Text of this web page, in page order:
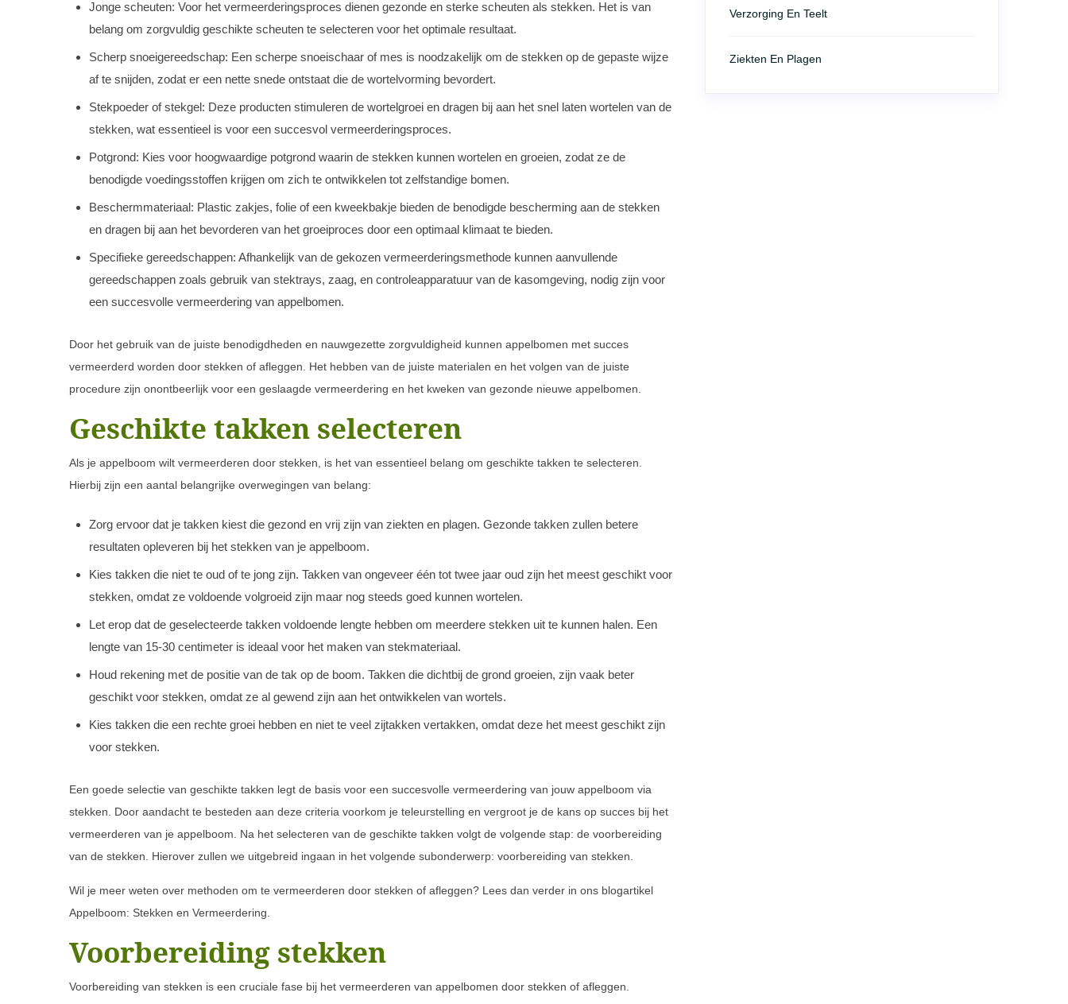
Jonge scheuten: Voor het vermeerderingsproces dienen gezonde en sterke scheuten als stekken. Het is van
belang om zorgvuldig geschikte scheuten te selecteren voor het optimale resultaat.
Scherp snoeigereedschap: Een scherpe snoeischaar of mes is noodzakelijk om de stekken op de gepaste wijze
af te snijden, zodat er een nette snede ontstaat die de wortelvorming bevordert.
Stekpoeder of stekgel: Deze producten stimuleren de wortelgroei en dragen bij aan het snel laten wortelen van de
stekken, wat essentieel is voor een succesvol vermeerderingsproces.
Potgrond: Kies voor hoogwaardige potgrond waarin de stekken kunnen wortelen en groeien, zodat ze de
benodigde voedingsstoffen krijgen om zich te ontwikkelen tot zelfstandige bomen.
Beschermmateriaal: Plastic zakjes, folie of een kweekbakje bieden de benodigde bescherming aan de stekken
en dragen bij aan het bevorderen van het groeiproces door een optimaal klimaat te bieden.
Specifieke gereedschappen: Afhankelijk van de gekozen vermeerderingsmethode kunnen aanvullende
gereedschappen zoals gebruik van stektrays, zaag, en controleapparatuur van de kasomgeving, nodig zijn voor
een succesvolle vermeerdering van appelbomen.
Door het gebruik van de juiste benodigdheden en nauwgezette zorgvuldigheid kunnen appelbomen met succes
vermeerderd worden door stekken of afleggen. Het hebben van de juiste materialen en het volgen van de juiste
procedure zijn onontbeerlijk voor een geslaagde vermeerdering en het kweken van gezonde nieuwe appelbomen.
Geschikte takken selecteren
Als je appelboom wilt vermeerderen door stekken, is het van essentieel belang om geschikte takken te selecteren.
Hierbij zijn een aantal belangrijke overwegingen van belang:
Zorg ervoor dat je takken kiest die gezond en vrij zijn van ziekten en plagen. Gezonde takken zullen betere
resultaten opleveren bij het stekken van je appelboom.
Kies takken die niet te oud of te jong zijn. Takken van ongeveer één tot twee jaar oud zijn het meest geschikt voor
stekken, omdat ze voldoende volgroeid zijn maar nog steeds goed kunnen wortelen.
Let erop dat de geselecteerde takken voldoende lengte hebben om meerdere stekken uit te kunnen halen. Een
lengte van 15-30 centimeter is ideaal voor het maken van stekmateriaal.
Houd rekening met de positie van de tak op de boom. Takken die dichtbij de grond groeien, zijn vaak beter
geschikt voor stekken, omdat ze al gewend zijn aan het ontwikkelen van wortels.
Kies takken die een rechte groei hebben en niet te veel zijtakken vertakken, omdat deze het meest geschikt zijn
voor stekken.
Een goede selectie van geschikte takken legt de basis voor een succesvolle vermeerdering van jouw appelboom via
stekken. Door aandacht te besteden aan deze criteria voorkom je teleurstelling en vergroot je de kans op succes bij het
vermeerderen van je appelboom. Na het selecteren van de geschikte takken volgt de volgende stap: de voorbereiding
van de stekken. Hierover zullen we uitgebreid ingaan in het volgende subonderwerp: voorbereiding van stekken.
Wil je meer weten over methoden om te vermeerderen door stekken of afleggen? Lees dan verder in ons blogartikel
Appelboom: Stekken en Vermeerdering.
Voorbereiding stekken
Voorbereiding van stekken is een cruciale fase bij het vermeerderen van appelbomen door stekken of afleggen.
Verzorging En Teelt
Ziekten En Plagen